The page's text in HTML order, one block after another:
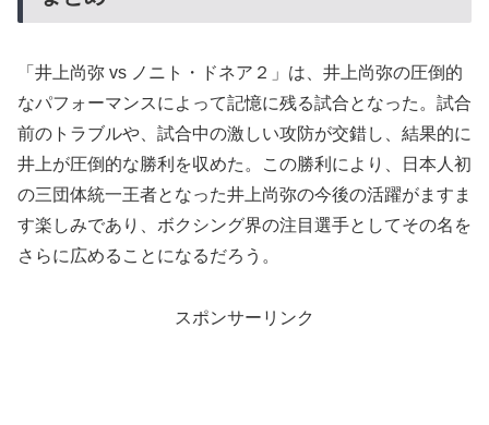
「井上尚弥 vs ノニト・ドネア２」は、井上尚弥の圧倒的
なパフォーマンスによって記憶に残る試合となった。試合
前のトラブルや、試合中の激しい攻防が交錯し、結果的に
井上が圧倒的な勝利を収めた。この勝利により、日本人初
の三団体統一王者となった井上尚弥の今後の活躍がますま
す楽しみであり、ボクシング界の注目選手としてその名を
さらに広めることになるだろう。
スポンサーリンク